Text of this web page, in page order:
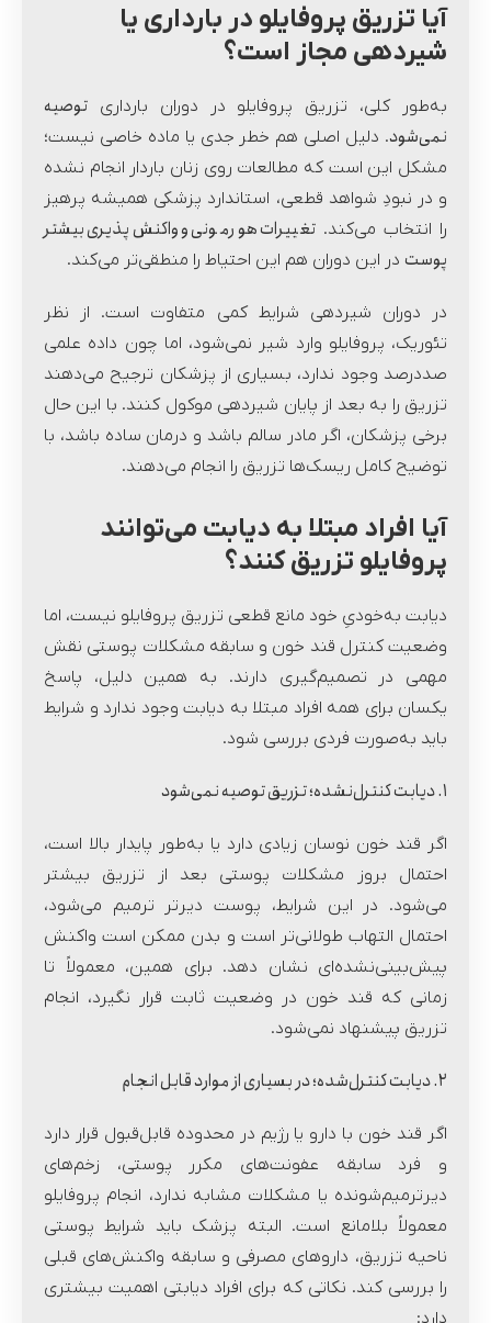
آیا تزریق پروفایلو در بارداری یا
شیردهی مجاز است؟
به‌طور کلی، تزریق پروفایلو در دوران بارداری توصیه
نمی‌شود. دلیل اصلی هم خطر جدی یا ماده خاصی نیست؛
مشکل این است که مطالعات روی زنان باردار انجام نشده
و در نبودِ شواهد قطعی، استاندارد پزشکی همیشه پرهیز
را انتخاب می‌کند. تغییرات هورمونی و واکنش‌پذیری بیشتر
پوست در این دوران هم این احتیاط را منطقی‌تر می‌کند.
در دوران شیردهی شرایط کمی متفاوت است. از نظر
تئوریک، پروفایلو وارد شیر نمی‌شود، اما چون داده علمی
صددرصد وجود ندارد، بسیاری از پزشکان ترجیح می‌دهند
تزریق را به بعد از پایان شیردهی موکول کنند. با این حال
برخی پزشکان، اگر مادر سالم باشد و درمان ساده باشد، با
توضیح کامل ریسک‌ها تزریق را انجام می‌دهند.
آیا افراد مبتلا به دیابت می‌توانند
پروفایلو تزریق کنند؟
دیابت به‌خودیِ خود مانع قطعی تزریق پروفایلو نیست، اما
وضعیت کنترل قند خون و سابقه مشکلات پوستی نقش
مهمی در تصمیم‌گیری دارند. به همین دلیل، پاسخ
یکسان برای همه افراد مبتلا به دیابت وجود ندارد و شرایط
باید به‌صورت فردی بررسی شود.
۱. دیابت کنترل‌نشده؛ تزریق توصیه نمی‌شود
اگر قند خون نوسان زیادی دارد یا به‌طور پایدار بالا است،
احتمال بروز مشکلات پوستی بعد از تزریق بیشتر
می‌شود. در این شرایط، پوست دیرتر ترمیم می‌شود،
احتمال التهاب طولانی‌تر است و بدن ممکن است واکنش
پیش‌بینی‌نشده‌ای نشان دهد. برای همین، معمولاً تا
زمانی که قند خون در وضعیت ثابت قرار نگیرد، انجام
تزریق پیشنهاد نمی‌شود.
۲. دیابت کنترل‌شده؛ در بسیاری از موارد قابل انجام
اگر قند خون با دارو یا رژیم در محدوده قابل‌قبول قرار دارد
و فرد سابقه عفونت‌های مکرر پوستی، زخم‌های
دیرترمیم‌شونده یا مشکلات مشابه ندارد، انجام پروفایلو
معمولاً بلامانع است. البته پزشک باید شرایط پوستی
ناحیه تزریق، داروهای مصرفی و سابقه واکنش‌های قبلی
را بررسی کند. نکاتی که برای افراد دیابتی اهمیت بیشتری
دارد: